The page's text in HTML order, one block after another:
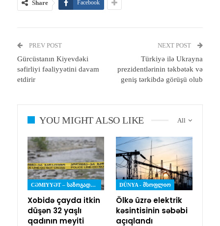
Share Facebook
PREV POST
Gürcüstanın Kiyevdəki
səfirliyi fəaliyyətini davam
etdirir
NEXT POST
Türkiyə ilə Ukrayna
prezidentlərinin təkbətək və
geniş tərkibdə görüşü olub
All
YOU MIGHT ALSO LIKE
CƏMIYYƏT – ᲡᲐᲖᲝᲒᲐᲓᲝᲔᲑᲐ
Xobidə çayda itkin
düşən 32 yaşlı
qadının meyiti
DÜNYA - ᲛᲡᲝᲤᲚᲘᲝ
Ölkə üzrə elektrik
kəsintisinin səbəbi
açıqlandı